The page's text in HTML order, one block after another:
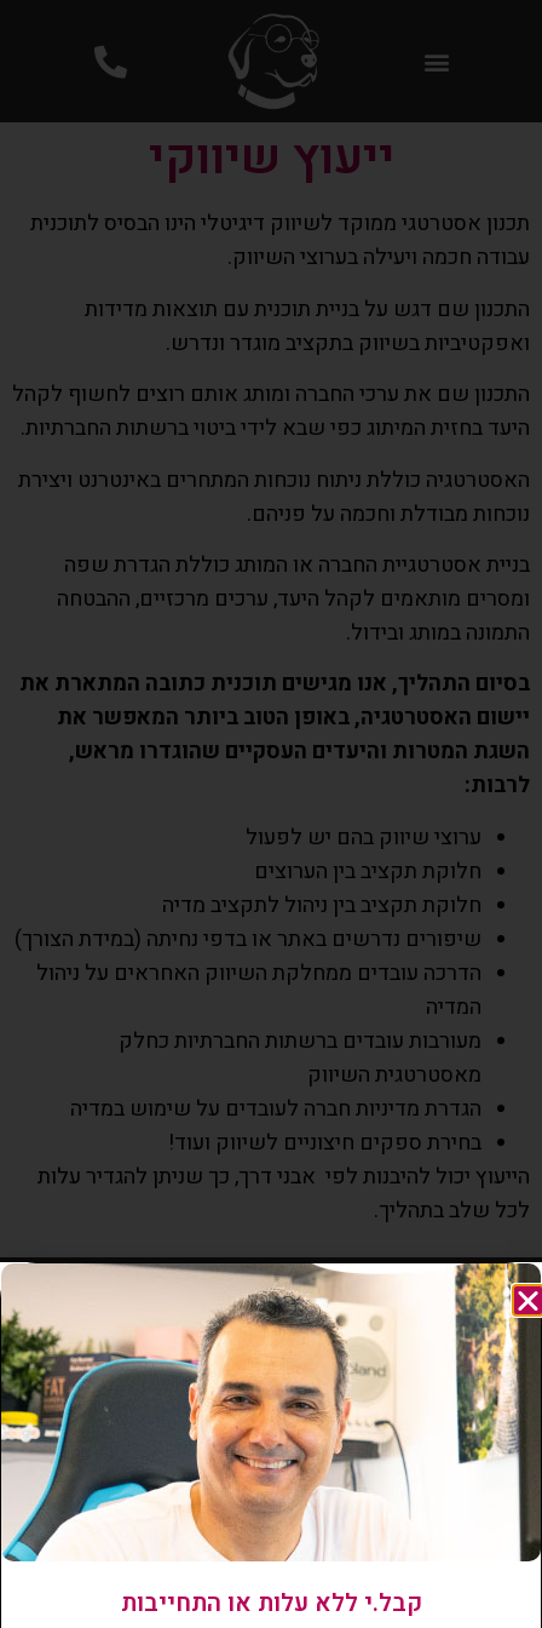
ייעוץ שיווקי
תכנון אסטרטגי ממוקד לשיווק דיגיטלי הינו הבסיס לתוכנית
עבודה חכמה ויעילה בערוצי השיווק.
התכנון שם דגש על בניית תוכנית עם תוצאות מדידות
ואפקטיביות בשיווק בתקציב מוגדר ונדרש.
התכנון שם את ערכי החברה ומותג אותם רוצים לחשוף לקהל
היעד בחזית המיתוג כפי שבא לידי ביטוי ברשתות החברתיות.
האסטרטגיה כוללת ניתוח נוכחות המתחרים באינטרנט ויצירת
נוכחות מבודלת וחכמה על פניהם.
בניית אסטרטגיית החברה או המותג כוללת הגדרת שפה
ומסרים מותאמים לקהל היעד, ערכים מרכזיים, ההבטחה
התמונה במותג ובידול.
בסיום התהליך, אנו מגישים תוכנית כתובה המתארת את
יישום האסטרטגיה, באופן הטוב ביותר המאפשר את
השגת המטרות והיעדים העסקיים שהוגדרו מראש,
לרבות:
ערוצי שיווק בהם יש לפעול
חלוקת תקציב בין הערוצים
חלוקת תקציב בין ניהול לתקציב מדיה
שיפורים נדרשים באתר או בדפי נחיתה (במידת הצורך)
הדרכה עובדים ממחלקת השיווק האחראים על ניהול
המדיה
מעורבות עובדים ברשתות החברתיות כחלק
מאסטרטגית השיווק
הגדרת מדיניות חברה לעובדים על שימוש במדיה
בחירת ספקים חיצוניים לשיווק ועוד!
הייעוץ יכול להיבנות לפי אבני דרך, כך שניתן להגדיר עלות
לכל שלב בתהליך.
054-2455851
רח' מזא"ה 27 תל אביב
קבל.י ללא עלות או התחייבות